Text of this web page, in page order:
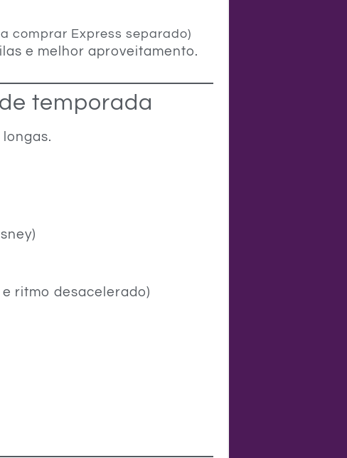
comprar Express separado)
e melhor aproveitamento.
temporada
ritmo desacelerado)